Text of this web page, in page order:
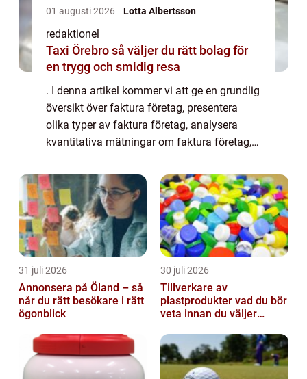
01 augusti 2026 Lotta Albertsson
redaktionel
Taxi Örebro så väljer du rätt bolag för
en trygg och smidig resa
. I denna artikel kommer vi att ge en grundlig
översikt över faktura företag, presentera
olika typer av faktura företag, analysera
kvantitativa mätningar om faktura företag,
företag och utföra en historisk ...
31 juli 2026
Annonsera på Öland – så
når du rätt besökare i rätt
ögonblick
30 juli 2026
Tillverkare av
plastprodukter vad du bör
veta innan du väljer